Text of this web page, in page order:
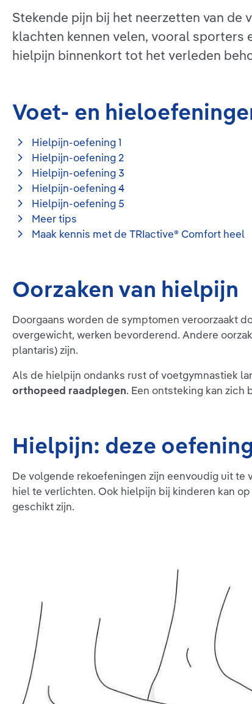
Stekende pijn bij het neerzetten van de
klachten kennen velen, vooral sporters
hielpijn binnenkort tot het verleden
Voet- en
Hielpijn-oefening 1
Hielpijn-oefening 2
Hielpijn-oefening 3
Hielpijn-oefening 4
Hielpijn-oefening 5
Meer tips
Maak kennis met de TRIactive® Comfort heel
Oorzaken van hielpijn
Doorgaans worden de symptomen veroorzaakt
overgewicht, werken bevorderend. Andere
plantaris) zijn.
Als de hielpijn ondanks rust of voetgymnastiek
orthopeed raadplegen. Een ontsteking kan
Hielpijn: deze
De volgende rekoefeningen zijn eenvoudig uit
hiel te verlichten. Ook hielpijn bij kinderen kan
geschikt zijn.